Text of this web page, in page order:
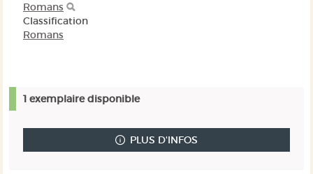
Romans
Classification
Romans
1 exemplaire disponible
PLUS D'INFOS